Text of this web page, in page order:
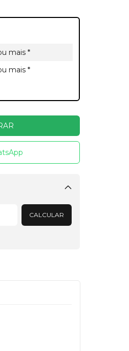
mais *
mais *
Alterar CEP
CALCULAR